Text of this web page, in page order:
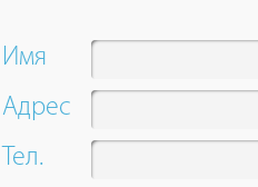
available,
use
up
and
down
arrow
Имя
Адрес
Тел.